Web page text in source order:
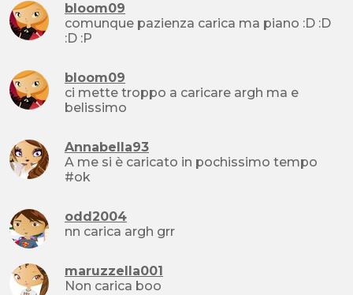
bloom09
comunque pazienza carica ma piano :D :D
:D :P
bloom09
ci mette troppo a caricare argh ma e
belissimo
Annabella93
A me si è caricato in pochissimo tempo
#ok
odd2004
nn carica argh grr
maruzzella001
Non carica boo